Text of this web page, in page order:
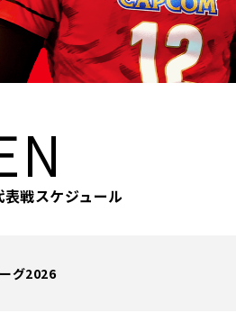
戦スケジュール
グ2026